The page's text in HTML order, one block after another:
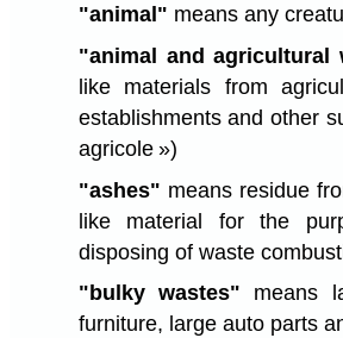
"animal" means any
"animal and agricultural
like materials from
establishments and other
agricole »)
"ashes" means residue
like material for the
disposing of waste
"bulky wastes" means
furniture, large auto parts